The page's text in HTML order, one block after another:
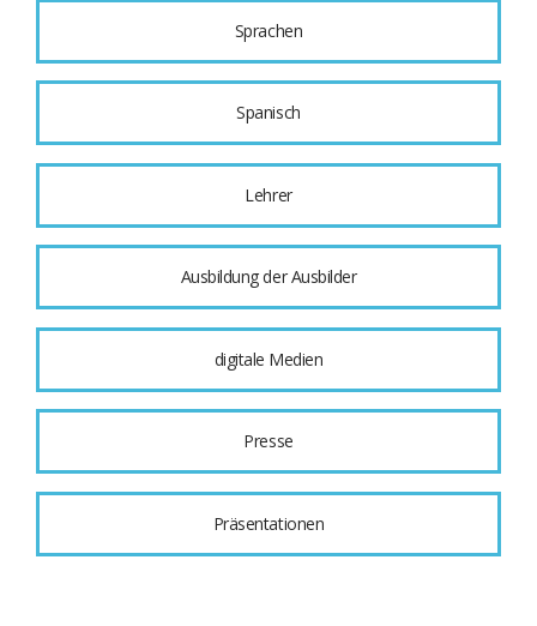
Sprachen
Spanisch
Lehrer
Ausbildung der Ausbilder
digitale Medien
Presse
Präsentationen